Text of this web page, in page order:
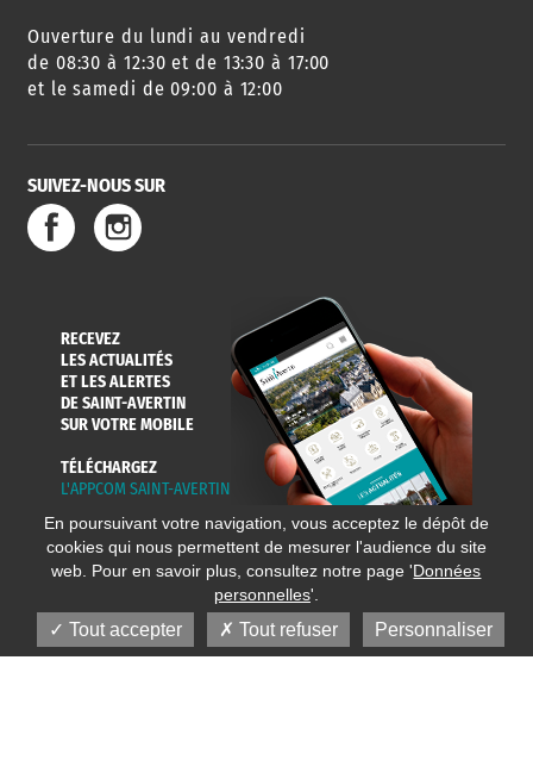
Ouverture du lundi au vendredi
de 08:30 à 12:30 et de 13:30 à 17:00
et le samedi de 09:00 à 12:00
SUIVEZ-NOUS SUR
RECEVEZ
LES ACTUALITÉS
ET LES ALERTES
DE SAINT-AVERTIN
SUR VOTRE MOBILE
TÉLÉCHARGEZ
L'APPCOM SAINT-AVERTIN
En poursuivant votre navigation, vous acceptez le dépôt de
cookies qui nous permettent de mesurer l'audience du site
web. Pour en savoir plus, consultez notre page 'Données
personnelles'.
Tout accepter Tout refuser Personnaliser